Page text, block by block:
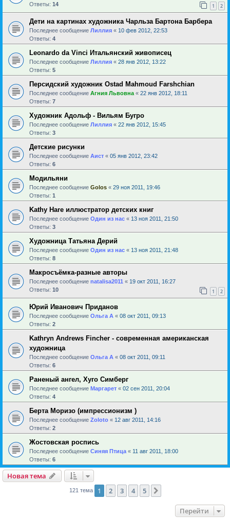
Ответы: 14 1 2
Дети на картинах художника Чарльза Бартона Барбера
Последнее сообщение Лиллия « 10 фев 2012, 22:53
Ответы: 4
Leonardo da Vinci Итальянский живописец
Последнее сообщение Лиллия « 28 янв 2012, 13:22
Ответы: 5
Персидский художник Ostad Mahmoud Farshchian
Последнее сообщение Агния Львовна « 22 янв 2012, 18:11
Ответы: 7
Художник Адольф - Вильям Бугро
Последнее сообщение Лиллия « 22 янв 2012, 15:45
Ответы: 3
Детские рисунки
Последнее сообщение Аист « 05 янв 2012, 23:42
Ответы: 6
Модильяни
Последнее сообщение Golos « 29 ноя 2011, 19:46
Ответы: 1
Kathy Hare иллюстратор детских книг
Последнее сообщение Один из нас « 13 ноя 2011, 21:50
Ответы: 3
Художница Татьяна Дерий
Последнее сообщение Один из нас « 13 ноя 2011, 21:48
Ответы: 8
Макросъёмка-разные авторы
Последнее сообщение natalisa2011 « 19 окт 2011, 16:27
Ответы: 10 1 2
Юрий Иванович Приданов
Последнее сообщение Ольга А « 08 окт 2011, 09:13
Ответы: 2
Kathryn Andrews Fincher - современная американская
художница
Последнее сообщение Ольга А « 08 окт 2011, 09:11
Ответы: 6
Раненый ангел, Хуго Симберг
Последнее сообщение Маргарет « 02 сен 2011, 20:04
Ответы: 4
Берта Моризо (импрессионизм )
Последнее сообщение Zoloto « 12 авг 2011, 14:16
Ответы: 2
Жостовская роспись
Последнее сообщение Синяя Птица « 11 авг 2011, 18:00
Ответы: 6
Новая тема
121 тема 1 2 3 4 5
Перейти